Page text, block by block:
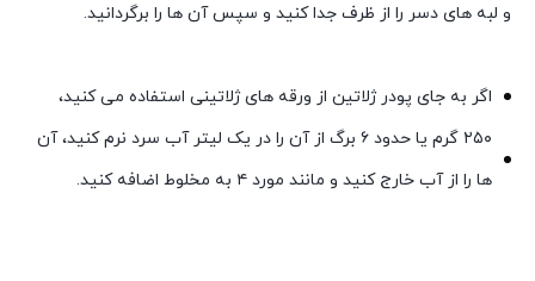
و لبه های دسر را از ظرف جدا کنید و سپس آن ها را برگردانید.
اگر به جای پودر ژلاتین از ورقه های ژلاتینی استفاده می کنید،
۲۵۰ گرم یا حدود ۶ برگ از آن را در یک لیتر آب سرد نرم کنید، آن
ها را از آب خارج کنید و مانند مورد ۴ به مخلوط اضافه کنید.